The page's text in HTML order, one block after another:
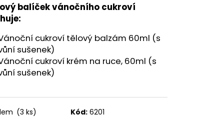
balíček vánočního cukroví
cukroví tělový balzám 60ml (s
sušenek)
cukroví krém na ruce, 60ml (s
sušenek)
(3 ks) Kód: 6201
2V1 HEŘMÁNEK